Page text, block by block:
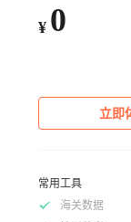
¥ 0
立即
常用工具
海关数据